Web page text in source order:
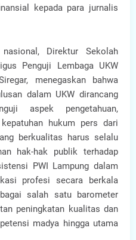
kepada para jurnalis
Direktur Sekolah
Penguji Lembaga UKW
menegaskan bahwa
dalam UKW dirancang
aspek pengetahuan,
hukum pers dari
berkualitas harus selalu
hak-hak publik terhadap
PWI Lampung dalam
profesi secara berkala
salah satu barometer
peningkatan kualitas dan
madya hingga utama